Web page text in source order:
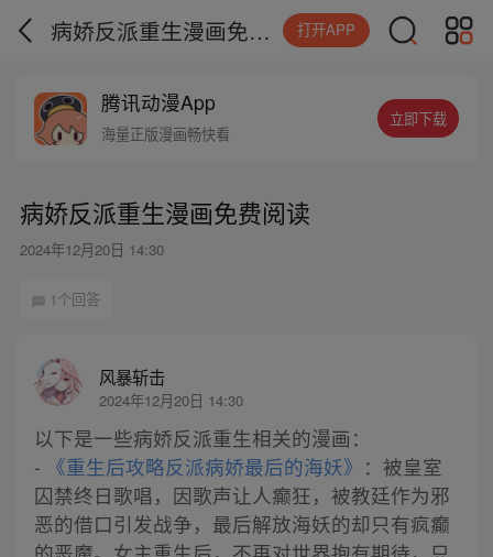
病娇反派重生漫画免费阅读 打开APP
腾讯动漫App
海量正版漫画畅快看
立即下载
病娇反派重生漫画免费阅读
2024年12月20日 14:30
1个回答
风暴斩击
2024年12月20日 14:30
以下是一些病娇反派重生相关的漫画：
- 《重生后攻略反派病娇最后的海妖》 ：被皇室
囚禁终日歌唱，因歌声让人癫狂，被教廷作为邪
恶的借口引发战争，最后解放海妖的却只有疯癫